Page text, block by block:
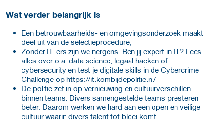
Wat verder belangrijk is
Een betrouwbaarheids- en omgevingsonderzoek maakt
deel uit van de selectieprocedure;
Zonder IT-ers zijn we nergens. Ben jij expert in IT? Lees
alles over o.a. data science, legaal hacken of
cybersecurity en test je digitale skills in de Cybercrime
Challenge op https://it.kombijdepolitie.nl/
De politie zet in op vernieuwing en cultuurverschillen
binnen teams. Divers samengestelde teams presteren
beter. Daarom werken we hard aan een open en veilige
cultuur waarin divers talent tot bloei komt.